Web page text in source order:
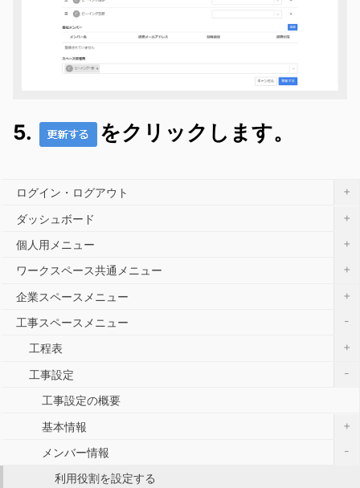
5. をクリックします。
ログイン・ログアウト +
ダッシュボード +
個人用メニュー +
ワークスペース共通メニュー +
企業スペースメニュー +
工事スペースメニュー -
工程表 +
工事設定 -
工事設定の概要
基本情報
+
メンバー情報 -
利用役割を設定する